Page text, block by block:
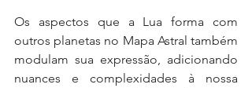
Os aspectos que a Lua forma com
outros planetas no Mapa Astral também
modulam sua expressão, adicionando
nuances e complexidades à nossa